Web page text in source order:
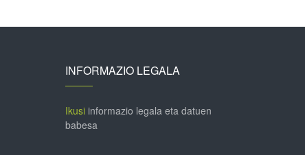
INFORMAZIO LEGALA
Ikusiinformazio legala eta datuen
babesa